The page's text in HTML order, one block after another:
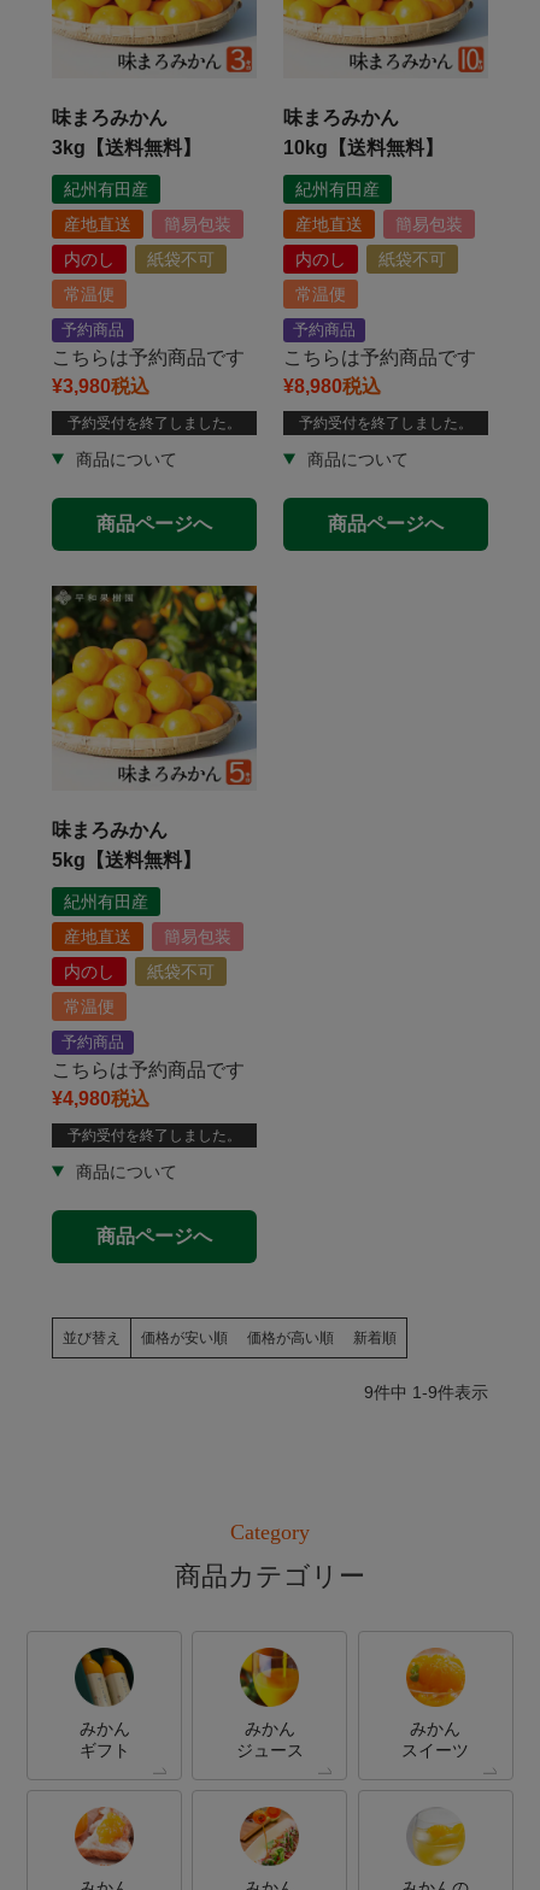
味まろみかん
3kg【送料無料】
紀州有田産
産地直送
簡易包装
内のし
紙袋不可
常温便
予約商品
こちらは予約商品です
¥3,980税込
予約受付を終了しました。
商品ページへ
味まろみかん
10kg【送料無料】
紀州有田産
産地直送
簡易包装
内のし
紙袋不可
常温便
予約商品
こちらは予約商品です
¥8,980税込
予約受付を終了しました。
商品ページへ
味まろみかん
5kg【送料無料】
紀州有田産
産地直送
簡易包装
内のし
紙袋不可
常温便
予約商品
こちらは予約商品です
¥4,980税込
予約受付を終了しました。
商品ページへ
並び替え 価格が安い順 価格が高い順 新着順
9件中 1-9件表示
Category
商品カテゴリー
みかん
ギフト
みかん
ジュース
みかん
スイーツ